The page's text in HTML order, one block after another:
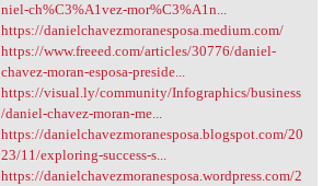
niel-ch%C3%A1vez-mor%C3%A1n...
https://danielchavezmoranesposa.medium.com/
https://www.freeed.com/articles/30776/daniel-
chavez-moran-esposa-preside...
https://visual.ly/community/Infographics/business
/daniel-chavez-moran-me...
https://danielchavezmoranesposa.blogspot.com/20
23/11/exploring-success-s...
https://danielchavezmoranesposa.wordpress.com/2